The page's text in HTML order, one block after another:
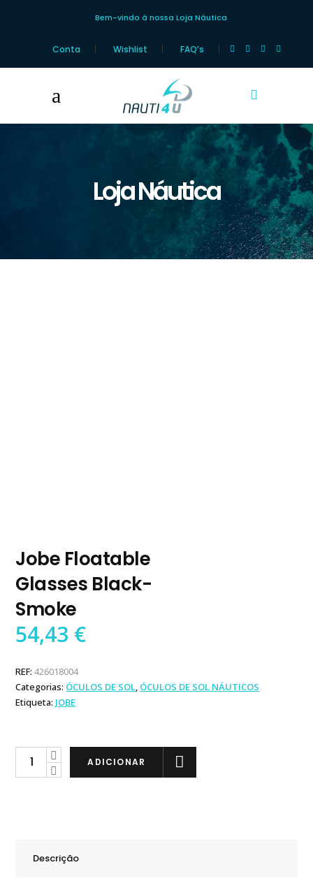
Bem-vindo à nossa Loja Náutica
Conta Wishlist FAQ’s
Loja Náutica
Jobe Floatable
Glasses Black-
Smoke
54,43 €
REF:426018004
Categorias: ÓCULOS DE SOL, ÓCULOS DE SOL NÁUTICOS
Etiqueta: JOBE
Jobe
Floatable
ADICIONAR
Descrição